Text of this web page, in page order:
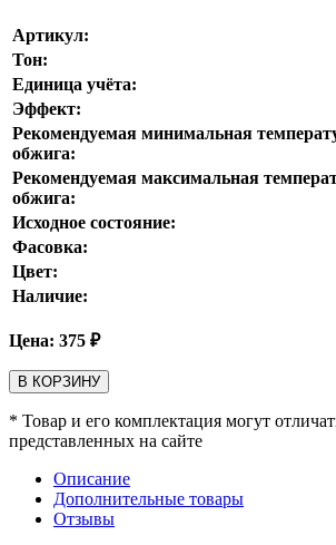
Артикул:
Тон:
Единица учёта:
Эффект:
Рекомендуемая минимальная
обжига:
Рекомендуемая максимальная
обжига:
Исходное состояние:
Фасовка:
Цвет:
Наличие:
Цена: 375 ₽
В КОРЗИНУ
* Товар и его комплектация могут
представленных на сайте
Описание
Дополнительные товары
Отзывы